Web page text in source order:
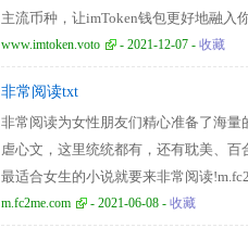
主流币种，让imToken钱包更好地融入
www.imtoken.voto - 2021-12-07 - 收藏
非常阅读txt
非常阅读为女性朋友们精心准备了海
虐心文，这里统统都有，还有耽美、
最适合女生的小说就要来非常阅读
m.fc2me.com - 2021-06-08 - 收藏